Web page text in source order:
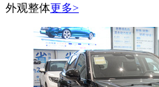
外观整体更多>